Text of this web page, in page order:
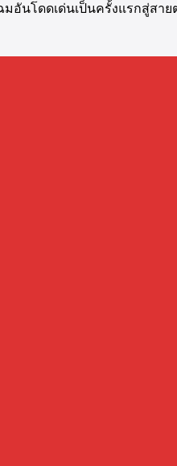
มอันโดดเด่นเป็นครั้งแรกสู่สา